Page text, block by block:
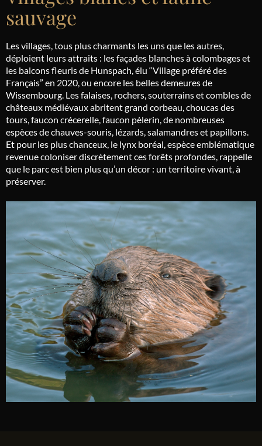
sauvage
Les villages, tous plus charmants les uns que les autres,
déploient leurs attraits : les façades blanches à colombages et
les balcons fleuris de Hunspach, élu “Village préféré des
Français” en 2020, ou encore les belles demeures de
Wissembourg. Les falaises, rochers, souterrains et combles de
châteaux médiévaux abritent grand corbeau, choucas des
tours, faucon crécerelle, faucon pèlerin, de nombreuses
espèces de chauves-souris, lézards, salamandres et papillons.
Et pour les plus chanceux, le lynx boréal, espèce emblématique
revenue coloniser discrètement ces forêts profondes, rappelle
que le parc est bien plus qu’un décor : un territoire vivant, à
préserver.